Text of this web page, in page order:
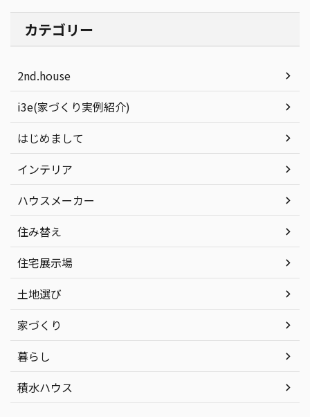
カテゴリー
2nd.house
i3e(家づくり実例紹介)
はじめまして
インテリア
ハウスメーカー
住み替え
住宅展示場
土地選び
家づくり
暮らし
積水ハウス